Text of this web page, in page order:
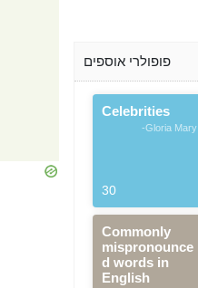
פופולרי אוספים
Celebrities
-Gloria Mary
30
Commonly
mispronounce
d words in
English